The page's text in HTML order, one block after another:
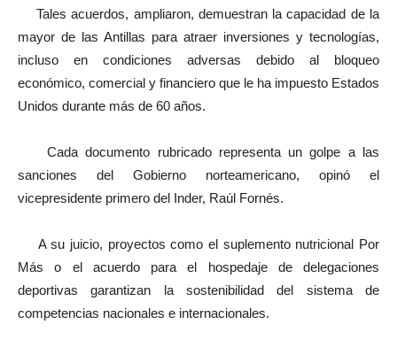
Tales acuerdos, ampliaron, demuestran la capacidad de la
mayor de las Antillas para atraer inversiones y tecnologías,
incluso en condiciones adversas debido al bloqueo
económico, comercial y financiero que le ha impuesto Estados
Unidos durante más de 60 años.
Cada documento rubricado representa un golpe a las
sanciones del Gobierno norteamericano, opinó el
vicepresidente primero del Inder, Raúl Fornés.
A su juicio, proyectos como el suplemento nutricional Por
Más o el acuerdo para el hospedaje de delegaciones
deportivas garantizan la sostenibilidad del sistema de
competencias nacionales e internacionales.